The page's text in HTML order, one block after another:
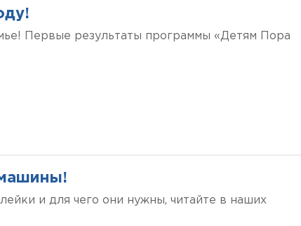
Первые результаты программы «Детям Пора
машины!
и для чего они нужны, читайте в наших